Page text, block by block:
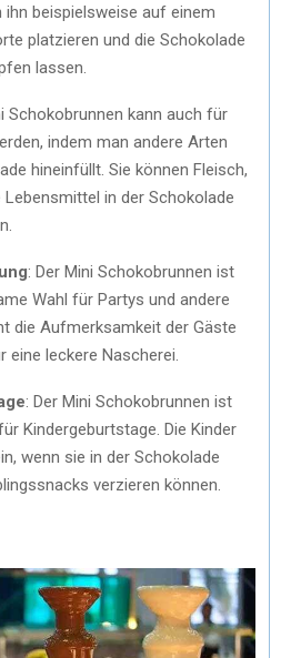
ihn beispielsweise auf einem
platzieren und die Schokolade
lassen.
Schokobrunnen kann auch für
indem man andere Arten
hineinfüllt. Sie können Fleisch,
in der Schokolade
: Der Mini Schokobrunnen ist
Wahl für Partys und andere
die Aufmerksamkeit der Gäste
leckere Nascherei.
: Der Mini Schokobrunnen ist
Kindergeburtstage. Die Kinder
wenn sie in der Schokolade
verzieren können.